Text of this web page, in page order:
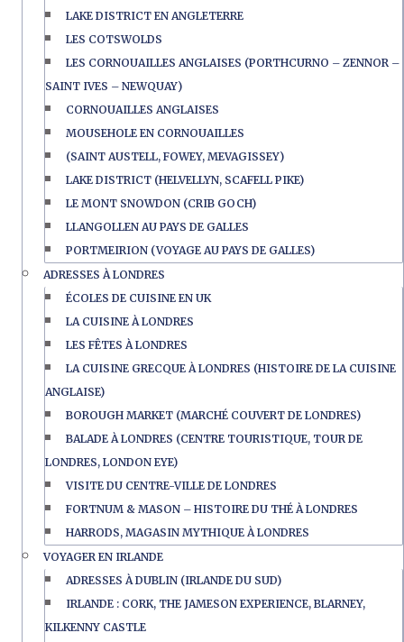
LAKE DISTRICT EN ANGLETERRE
LES COTSWOLDS
LES CORNOUAILLES ANGLAISES (PORTHCURNO – ZENNOR –
SAINT IVES – NEWQUAY)
CORNOUAILLES ANGLAISES
MOUSEHOLE EN CORNOUAILLES
(SAINT AUSTELL, FOWEY, MEVAGISSEY)
LAKE DISTRICT (HELVELLYN, SCAFELL PIKE)
LE MONT SNOWDON (CRIB GOCH)
LLANGOLLEN AU PAYS DE GALLES
PORTMEIRION (VOYAGE AU PAYS DE GALLES)
ADRESSES À LONDRES
ÉCOLES DE CUISINE EN UK
LA CUISINE À LONDRES
LES FÊTES À LONDRES
LA CUISINE GRECQUE À LONDRES (HISTOIRE DE LA CUISINE
ANGLAISE)
BOROUGH MARKET (MARCHÉ COUVERT DE LONDRES)
BALADE À LONDRES (CENTRE TOURISTIQUE, TOUR DE
LONDRES, LONDON EYE)
VISITE DU CENTRE-VILLE DE LONDRES
FORTNUM & MASON – HISTOIRE DU THÉ À LONDRES
HARRODS, MAGASIN MYTHIQUE À LONDRES
VOYAGER EN IRLANDE
ADRESSES À DUBLIN (IRLANDE DU SUD)
IRLANDE : CORK, THE JAMESON EXPERIENCE, BLARNEY,
KILKENNY CASTLE